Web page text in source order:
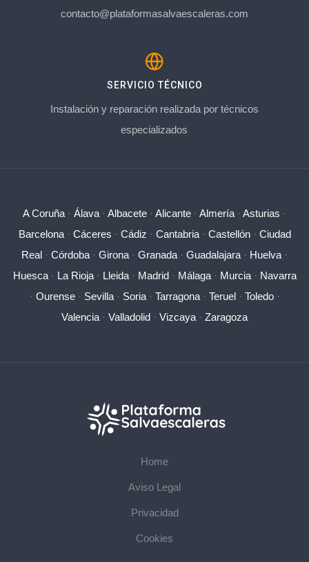
contacto@plataformasalvaescaleras.com
SERVICIO TÉCNICO
Instalación y reparación realizada por técnicos
especializados
A Coruña · Álava · Albacete · Alicante · Almería · Asturias ·
Barcelona· Cáceres · Cádiz · Cantabria· Castellón· Ciudad
Real · Córdoba · Girona · Granada · Guadalajara · Huelva ·
Huesca· La Rioja· Lleida· Madrid· Málaga· Murcia· Navarra
· Ourense· Sevilla· Soria· Tarragona· Teruel· Toledo·
Valencia · Valladolid · Vizcaya · Zaragoza
Home
Aviso Legal
Privacidad
Cookies